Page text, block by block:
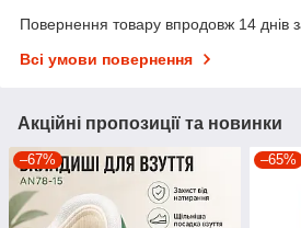
Повернення товару впродовж 14 днів
Всі умови повернення
Акційні пропозиції та новинки
–67% –65%